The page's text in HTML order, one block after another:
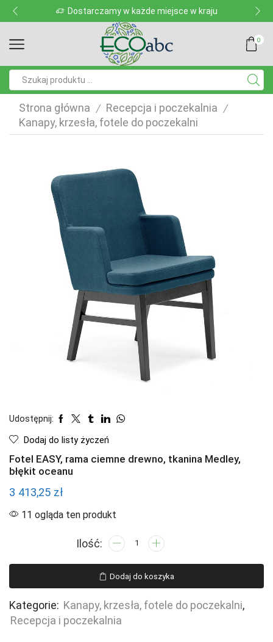
Dostarczamy w każde miejsce w kraju
0
Strona główna / Recepcja i poczekalnia /
Kanapy, krzesła, fotele do poczekalni
Udostępnij:
Dodaj do listy życzeń
Fotel EASY, rama ciemne drewno, tkanina Medley,
błękit oceanu
3 413,25 zł
11 ogląda ten produkt
ilość
EASY,
rama
ciemne
drewno,
Dodaj do koszyka
Kategorie: Kanapy, krzesła, fotele do poczekalni,
Recepcja i poczekalnia